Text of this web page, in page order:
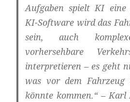
Aufgaben spielt KI
KI-Software wird das
sein, auch
vorhersehbare
interpretieren – es geht
was vor dem Fahrzeug
könnte kommen.“ –